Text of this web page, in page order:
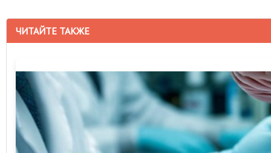
ЧИТАЙТЕ ТАКЖЕ